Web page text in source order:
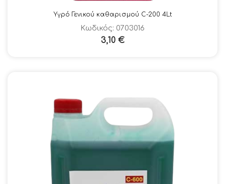
Υγρό Γενικού καθαρισμού C-200 4Lt
Κωδικός: 0703016
3,10 €